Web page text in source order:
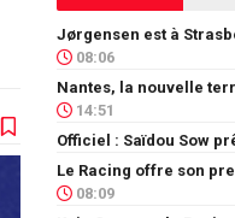
08:06
14:51
Officiel : Saïdou Sow
08:09